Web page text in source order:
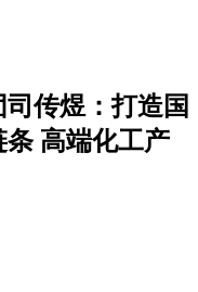
传煜：打造国
高端化工产